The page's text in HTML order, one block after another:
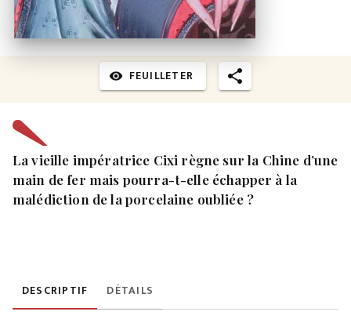
visibility FEUILLETER
La vieille impératrice Cixi règne sur la Chine d’une
main de fer mais pourra-t-elle échapper à la
malédiction de la porcelaine oubliée ?
DESCRIPTIF DÉTAILS